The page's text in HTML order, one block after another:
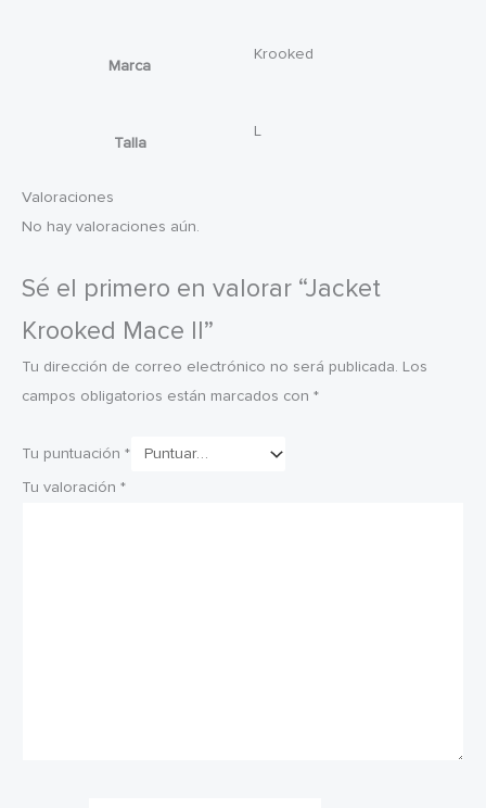
Marca
Krooked
Talla
L
Valoraciones
No hay valoraciones aún.
Sé el primero en valorar “Jacket
Krooked Mace II”
Tu dirección de correo electrónico no será publicada. Los
campos obligatorios están marcados con *
Tu puntuación *
Tu valoración *